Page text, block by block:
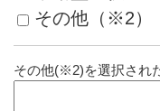
その他（※2）
その他(※2)を選択され